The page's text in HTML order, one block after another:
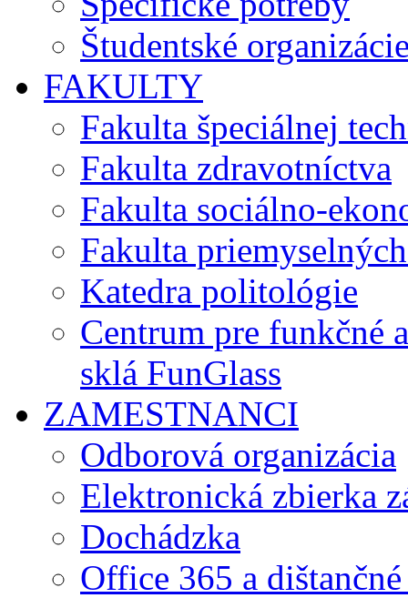
Študentské
FAKULTY
Fakulta špeciálnej
Fakulta zdravotníctva
Fakulta sociálno-
Fakulta
Katedra politológie
Centrum pre funkčné
sklá FunGlass
ZAMESTNANCI
Odborová organizácia
Elektronická zbierka
Dochádzka
Office 365 a